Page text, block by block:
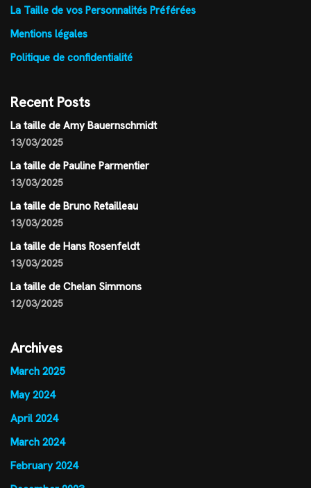
La Taille de vos Personnalités Préférées
Mentions légales
Politique de confidentialité
Recent Posts
La taille de Amy Bauernschmidt
13/03/2025
La taille de Pauline Parmentier
13/03/2025
La taille de Bruno Retailleau
13/03/2025
La taille de Hans Rosenfeldt
13/03/2025
La taille de Chelan Simmons
12/03/2025
Archives
March 2025
May 2024
April 2024
March 2024
February 2024